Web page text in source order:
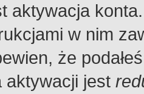
aktywacja
w nim
że
aktywacji jest